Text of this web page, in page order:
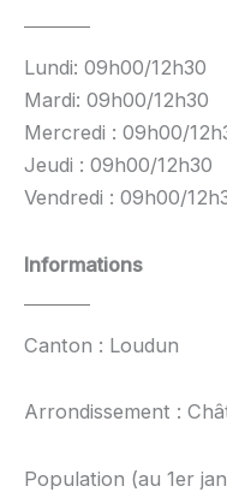
Lundi: 09h00/12h30
Mardi: 09h00/12h30
Mercredi : 09h00/
Jeudi : 09h00/12h30
Vendredi : 09h00/
Informations
Canton : Loudun
Arrondissement :
Population (au 1er